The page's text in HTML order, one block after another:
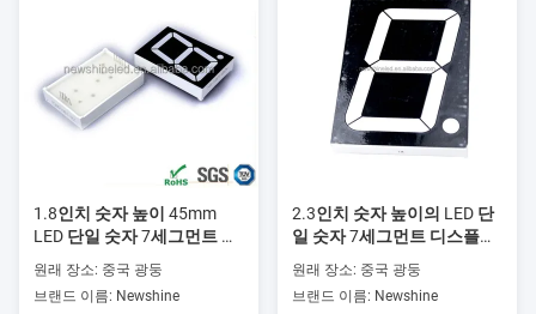
1.8인치 숫자 높이 45mm
LED 단일 숫자 7세그먼트 디
이머 및 전자 패널에 이상적
원래 장소: 중국 광둥
브랜드 이름: Newshine
2.3인치 숫자 높이의 LED 단
일 숫자 7세그먼트 디스플레
표시용
원래 장소: 중국 광둥
브랜드 이름: Newshine